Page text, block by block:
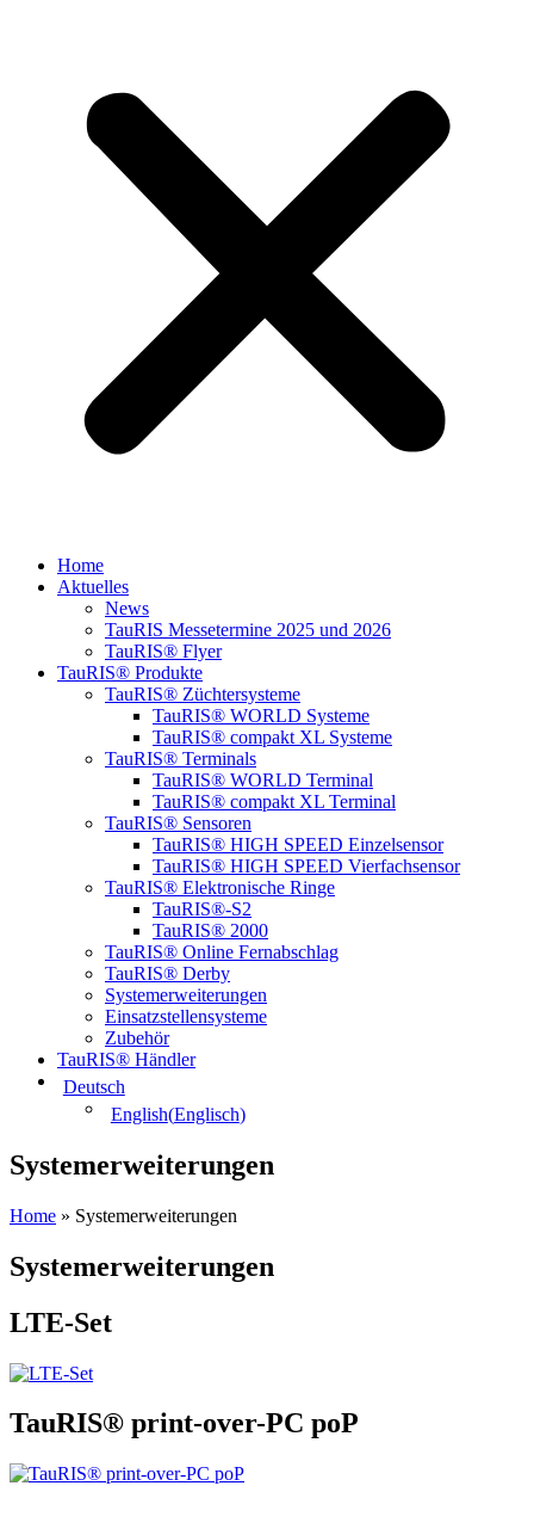
Home
Aktuelles
News
TauRIS Messetermine 2025 und 2026
TauRIS® Flyer
TauRIS® Produkte
TauRIS® Züchtersysteme
TauRIS® WORLD Systeme
TauRIS® compakt XL Systeme
TauRIS® Terminals
TauRIS® WORLD Terminal
TauRIS® compakt XL Terminal
TauRIS® Sensoren
TauRIS® HIGH SPEED Einzelsensor
TauRIS® HIGH SPEED Vierfachsensor
TauRIS® Elektronische Ringe
TauRIS®-S2
TauRIS® 2000
TauRIS® Online Fernabschlag
TauRIS® Derby
Systemerweiterungen
Einsatzstellensysteme
Zubehör
TauRIS® Händler
Deutsch
English(Englisch)
Systemerweiterungen
Home » Systemerweiterungen
Systemerweiterungen
LTE-Set
TauRIS® print-over-PC poP